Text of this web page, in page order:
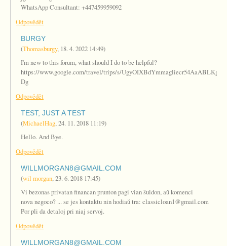
WhatsApp Consultant: +447459959092
Odpovědět
BURGY
(Thomasburgy, 18. 4. 2022 14:49)
I'm new to this forum, what should I do to be helpful?
https://www.google.com/travel/trips/s/
Dg
Odpovědět
TEST, JUST A TEST
(MichaelHag,24. 11. 2018 11:19)
Hello. And Bye.
Odpovědět
WILLMORGAN8@GMAIL.COM
(wil morgan,23. 6. 2018 17:45)
Vi bezonas privatan financan prunton pagi vian ŝuldon, aŭ komenci
nova negoco? ... se jes kontaktu nin hodiaŭ tra: classicloan1@gmail.com
Por pli da detaloj pri niaj servoj.
Odpovědět
WILLMORGAN8@GMAIL.COM